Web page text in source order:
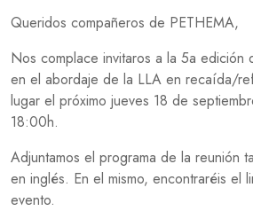
Queridos compañeros de PETHEMA,
Nos complace invitaros a la 5a edición
en el abordaje de la LLA en recaída/
lugar el próximo jueves 18 de
18:00h.
Adjuntamos el programa de la reunión
en inglés. En el mismo, encontraréis el
evento.